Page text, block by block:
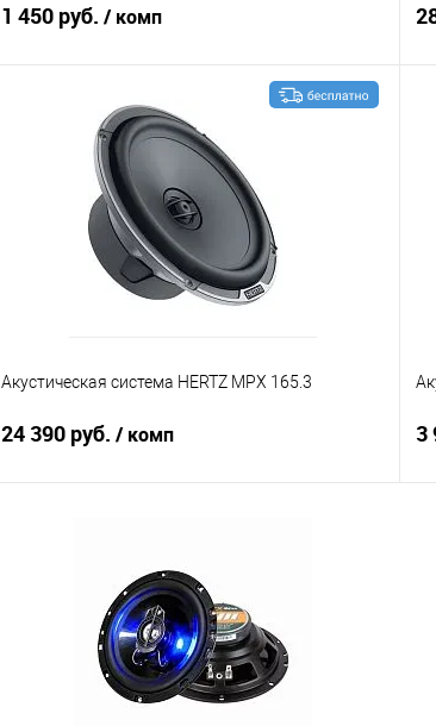
1 450 руб. / комп
В корзину
Сравнение В избранное
Акустическая система HERTZ MPX 165.3
24 390 руб. / комп 3